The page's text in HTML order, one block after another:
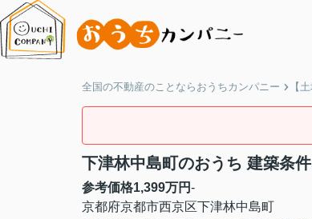
全国の不動産のことならおうちカンパニー 【
下津林中島町のおうち 建築条
参考価格1,399万円-
京都府京都市西京区下津林中島町